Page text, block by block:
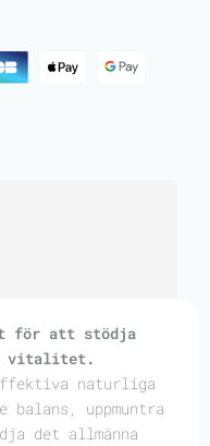
för att stödja
vitalitet.
naturliga
uppmuntra
det allmänna